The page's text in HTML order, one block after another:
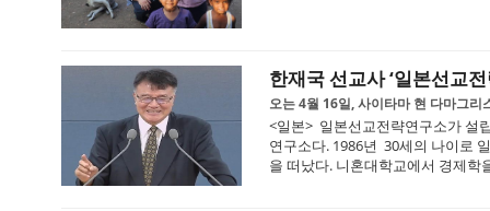
한재국 선교사 ‘일본선교
오는 4월 16일, 사이타마 현 다마그리
<일본> 일본선교전략연구소가 설
연구소다. 1986년 30세의 나이로
을 떠났다. 니혼대학교에서 경제학